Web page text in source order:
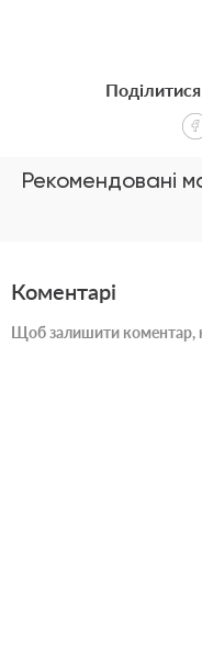
Рекомендовані
Коментарі
Щоб залишити коментар,